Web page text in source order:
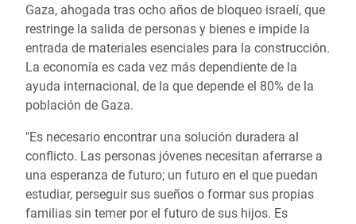
Gaza, ahogada tras ocho años de bloqueo israelí, que
restringe la salida de personas y bienes e impide la
entrada de materiales esenciales para la construcción.
La economía es cada vez más dependiente de la
ayuda internacional, de la que depende el 80% de la
población de Gaza.
"Es necesario encontrar una solución duradera al
conflicto. Las personas jóvenes necesitan aferrarse a
una esperanza de futuro; un futuro en el que puedan
estudiar, perseguir sus sueños o formar sus propias
familias sin temer por el futuro de sus hijos. Es